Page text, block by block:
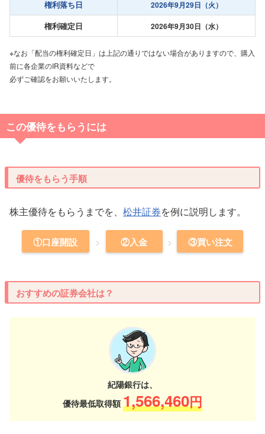
権利落ち日 2026年9月29日（火）
権利確定日 2026年9月30日（水）
※なお「配当の権利確定日」は上記の通りではない場合がありますので、購入
前に各企業のIR資料などで
必ずご確認をお願いいたします。
この優待をもらうには
優待をもらう手順
株主優待をもらうまでを、 松井証券を例に説明します。
①口座開設 ②入金 ③買い注文
おすすめの証券会社は？
紀陽銀行は、
優待最低取得額1,566,460円